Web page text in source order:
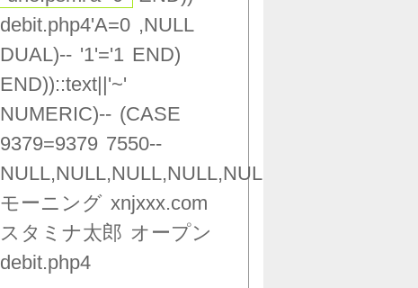
debit.php4'A=0 ,NULL
DUAL)-- '1'='1 END)
END))::text||'~'
NUMERIC)-- (CASE
9379=9379 7550--
モーニング xnjxxx.com
スタミナ太郎 オープン
debit.php4